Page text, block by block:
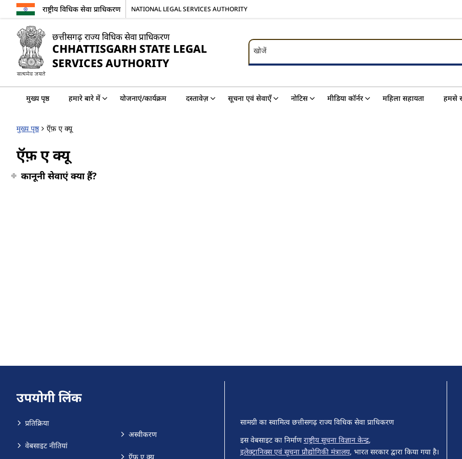
राष्ट्रीय विधिक सेवा प्राधिकरण NATIONAL LEGAL SERVICES AUTHORITY
छत्तीसगढ़ राज्य विधिक सेवा प्राधिकरण
CHHATTISGARH STATE LEGAL
SERVICES AUTHORITY
खोजें
खोजें
मुख्य पृष्ठ हमारे बारे में योजनाएं/कार्यक्रम दस्तावेज़ सूचना एवं सेवाएँ नोटिस मीडिया कॉर्नर महिला सहायता हमसे
मुख्य पृष्ठ ऍफ़ ए क्यू
ऍफ़ ए क्यू
कानूनी सेवाएं क्या हैं?
उपयोगी लिंक
प्रतिक्रिया
वेबसाइट नीतियां
अस्वीकरण
ऍफ़ ए क्यू
सामग्री का स्वामित्व छत्तीसगढ़ राज्य विधिक सेवा प्राधिकरण
इस वेबसाइट का निर्माणराष्ट्रीय सूचना विज्ञान केन्द्र,
इलेक्ट्रानिक्स एवं सूचना प्रौद्योगिकी मंत्रालय, भारत सरकार द्वारा किया गया है।